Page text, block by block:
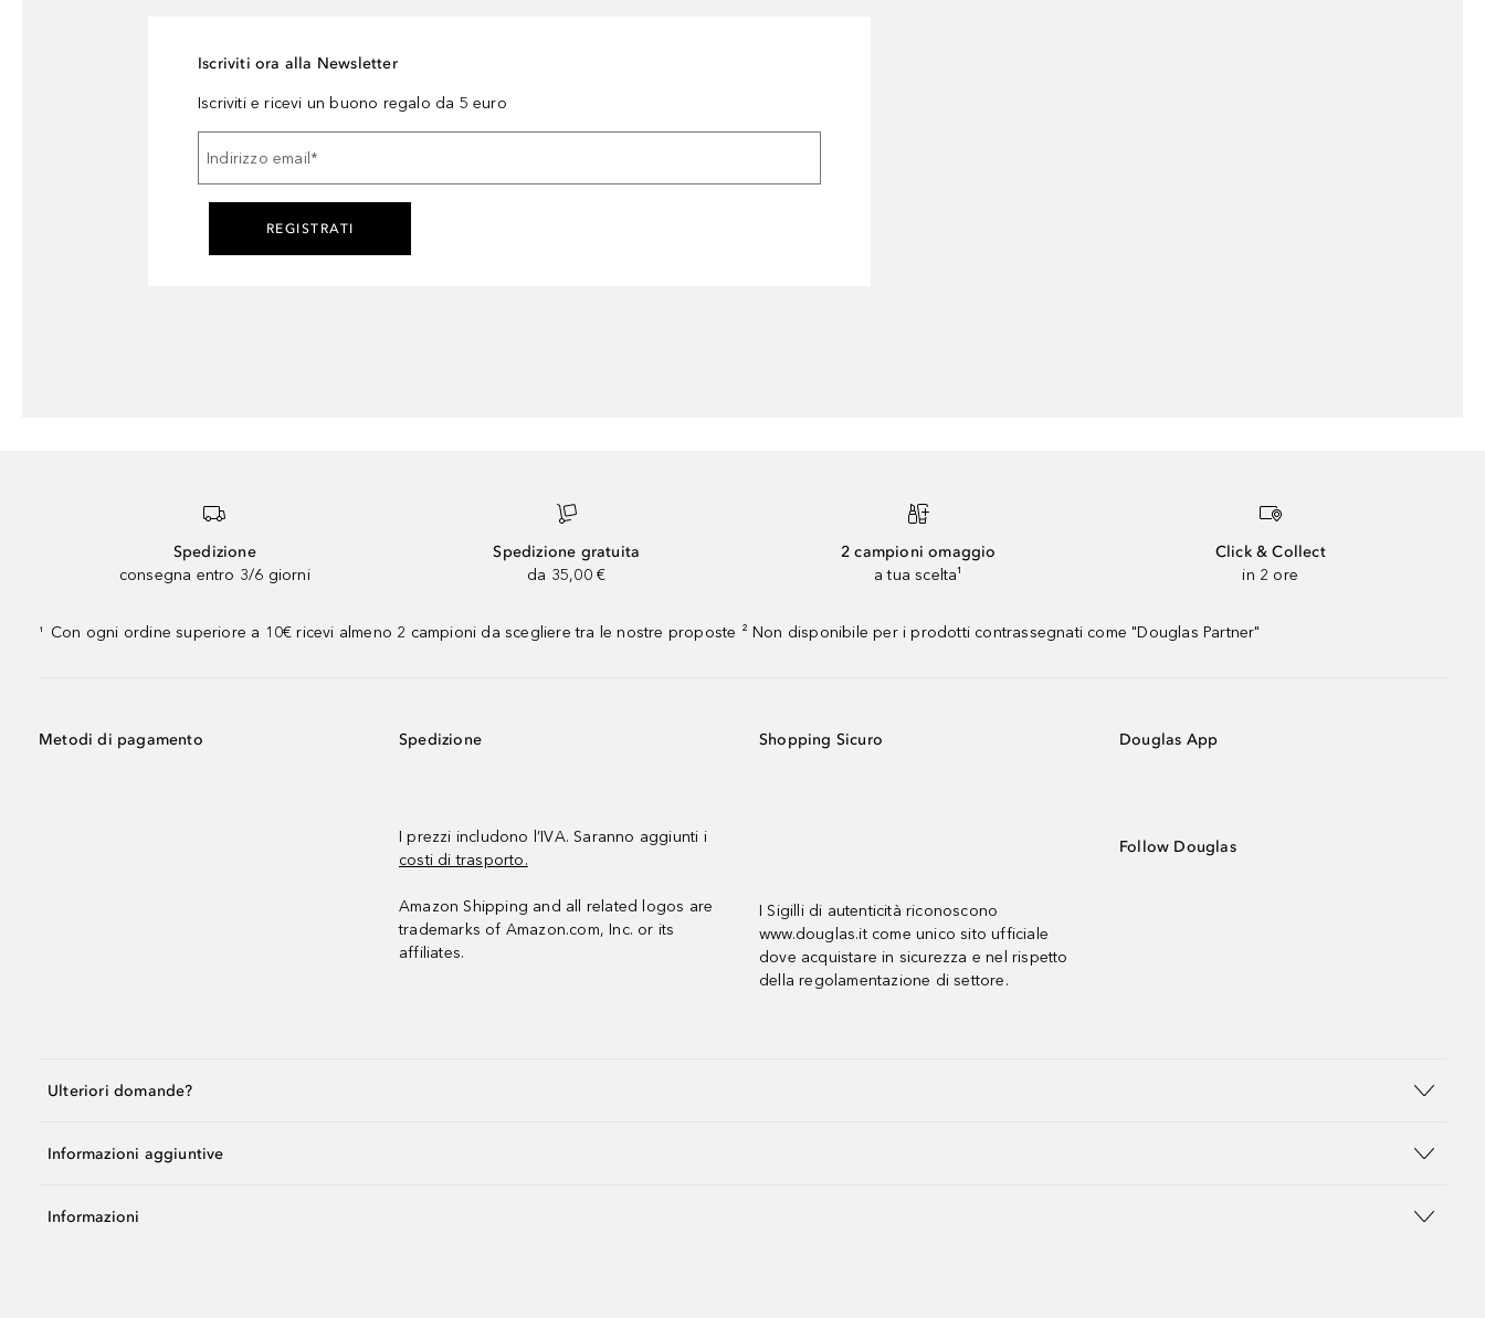
Iscriviti ora alla Newsletter
Iscriviti e ricevi un buono regalo da 5 euro
Indirizzo email *
REGISTRATI
Spedizione
consegna entro 3/6 giorni
Spedizione gratuita
da 35,00 €
2 campioni omaggio
a tua scelta¹
Click & Collect
in 2 ore
¹ Con ogni ordine superiore a 10€ ricevi almeno 2 campioni da scegliere tra le nostre proposte ² Non disponibile per i prodotti contrassegnati come "Douglas Partner"
Metodi di pagamento Spedizione
I prezzi includono l’IVA. Saranno aggiunti i
costi di trasporto.
Amazon Shipping and all related logos are
trademarks of Amazon.com, Inc. or its
affiliates.
Shopping Sicuro
I Sigilli di autenticità riconoscono
www.douglas.it come unico sito ufficiale
dove acquistare in sicurezza e nel rispetto
della regolamentazione di settore.
Douglas App
Follow Douglas
Ulteriori domande?
Informazioni aggiuntive
Informazioni